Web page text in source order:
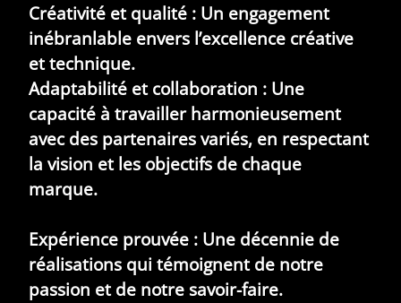
Créativité et qualité : Un engagement
inébranlable envers l’excellence créative
et technique.
Adaptabilité et collaboration : Une
capacité à travailler harmonieusement
avec des partenaires variés, en respectant
la vision et les objectifs de chaque
marque.
Expérience prouvée : Une décennie de
réalisations qui témoignent de notre
passion et de notre savoir-faire.